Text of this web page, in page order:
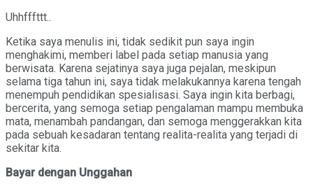
Uhhfffttt..
Ketika saya menulis ini, tidak sedikit pun saya ingin
menghakimi, memberi label pada setiap manusia yang
berwisata. Karena sejatinya saya juga pejalan, meskipun
selama tiga tahun ini, saya tidak melakukannya karena tengah
menempuh pendidikan spesialisasi. Saya ingin kita berbagi,
bercerita, yang semoga setiap pengalaman mampu membuka
mata, menambah pandangan, dan semoga menggerakkan kita
pada sebuah kesadaran tentang realita-realita yang terjadi di
sekitar kita.
Bayar dengan Unggahan